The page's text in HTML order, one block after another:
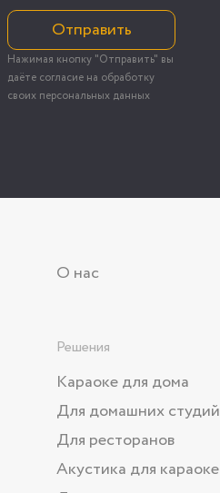
Отправить
Нажимая кнопку "Отправить" вы
даёте согласие на обработку
своих персональных данных
О нас
Решения
Караоке для дома
Для домашних студий
Для ресторанов
Акустика для караоке